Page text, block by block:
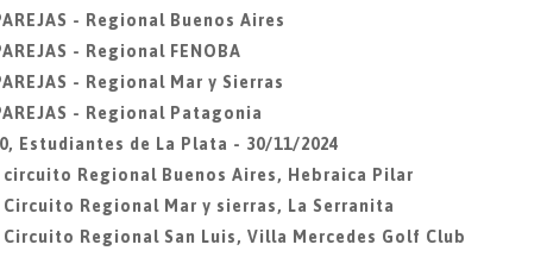
- Regional Buenos Aires
- Regional FENOBA
- Regional Mar y Sierras
- Regional Patagonia
Estudiantes de La Plata - 30/11/2024
circuito Regional Buenos Aires, Hebraica Pilar
Circuito Regional Mar y sierras, La Serranita
Circuito Regional San Luis, Villa Mercedes Golf Club